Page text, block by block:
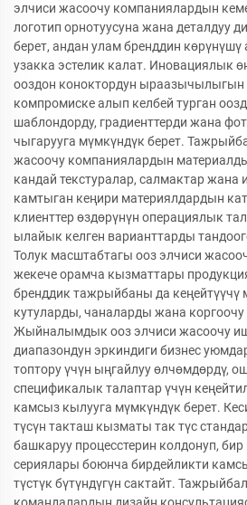
элчиси жасоочу компаниялардын
логотип орнотуусуна жана деталдуу
берет, андан улам бренддин көрүнүшү
узакка эстелик калат. Иновациялык
ооздон коноктордун ыраазычылыгын
компромиске алып келбей турган
шаблондорду, градиенттерди жана
чыгарууга мүмкүндүк берет.
жасоочу компаниялардын
кандай текстуралар, салмактар жана
камтыган кеңири материялдардын
клиенттер өздөрүнүн операциялык
ылайык келген варианттарды
Толук масштабтагы ооз элчиси
жекече орамча кызматтары
бренддик тажрыйбаны да кеңейтүүчү
кутуларды, чаналарды жана
Жыйналымдык ооз элчиси жасоочу
диапазондун эркиндиги бизнес
топтору үчүн ыңгайлуу өлчөмдөрдү,
спецификалык талаптар үчүн
камсыз кылууга мүмкүндүк берет.
түсүн такташ кызматы так түс
башкаруу процесстерин колдонуп,
сериялары боюнча бирдейликти
түстүк бүтүндүгүн сактайт.